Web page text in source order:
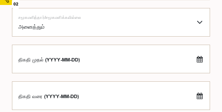
02
சமூகமளித்தார்/சமூகமளிக்கவில்லை
திகதி முதல் (YYYY-MM-DD)
திகதி வரை (YYYY-MM-DD)